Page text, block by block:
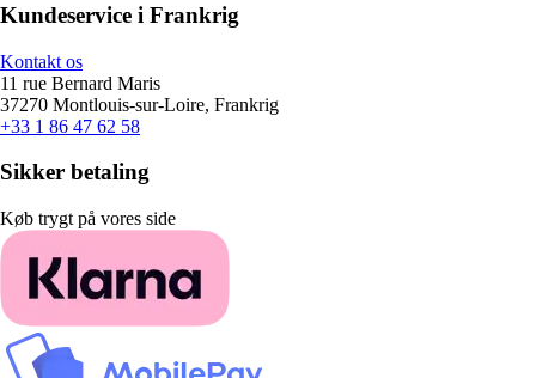
Kundeservice i Frankrig
Kontakt os
11 rue Bernard Maris
37270 Montlouis-sur-Loire, Frankrig
+33 1 86 47 62 58
Sikker betaling
Køb trygt på vores side